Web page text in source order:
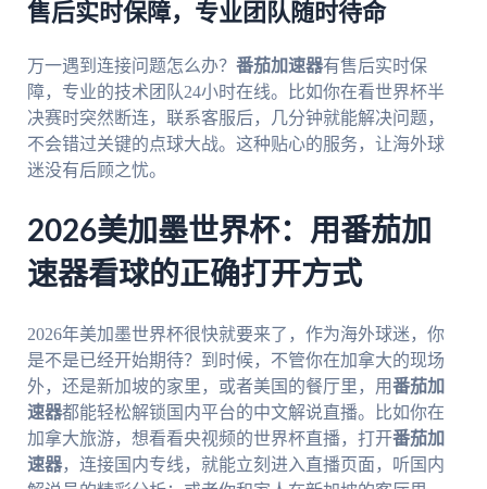
售后实时保障，专业团队随时待命
万一遇到连接问题怎么办？ 番茄加速器有售后实时保
障，专业的技术团队24小时在线。比如你在看世界杯半
决赛时突然断连，联系客服后，几分钟就能解决问题，
不会错过关键的点球大战。这种贴心的服务，让海外球
迷没有后顾之忧。
2026美加墨世界杯：用番茄加
速器看球的正确打开方式
2026年美加墨世界杯很快就要来了，作为海外球迷，你
是不是已经开始期待？到时候，不管你在加拿大的现场
外，还是新加坡的家里，或者美国的餐厅里，用番茄加
速器都能轻松解锁国内平台的中文解说直播。比如你在
加拿大旅游，想看看央视频的世界杯直播，打开番茄加
速器，连接国内专线，就能立刻进入直播页面，听国内